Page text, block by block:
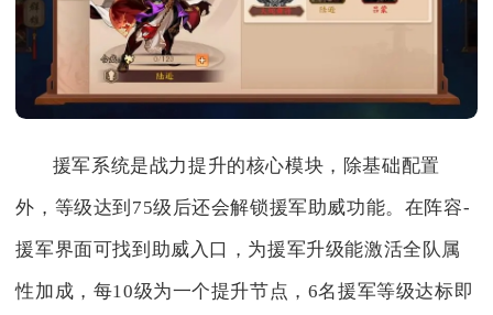
援军系统是战力提升的核心模块，除基础配置
外，等级达到75级后还会解锁援军助威功能。在阵容-
援军界面可找到助威入口，为援军升级能激活全队属
性加成，每10级为一个提升节点，6名援军等级达标即